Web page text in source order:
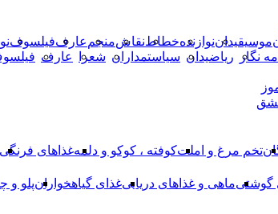
موسیقیداننوازندهخطاطنقاشمنجم عارففیلسوف
نگار ریاضیدان سیاستمداران شعرا عارف
تخم مرغ و املتکوفته ، کوکو و دلمهغذاهای فرنگی
گوشتیماهی و غذاهای دریاییغذای گیاهخوارانپلو و